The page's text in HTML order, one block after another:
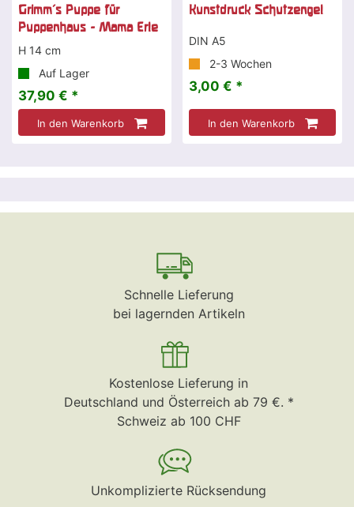
Grimm's Puppe für
Puppenhaus - Mama Erle
H 14 cm
Auf Lager
37,90 € *
In den Warenkorb
Kunstdruck Schutzengel
DIN A5
2-3 Wochen
3,00 € *
In den Warenkorb
Schnelle Lieferung
bei lagernden Artikeln
Kostenlose Lieferung in
Deutschland und Österreich ab 79 €. *
Schweiz ab 100 CHF
Unkomplizierte Rücksendung